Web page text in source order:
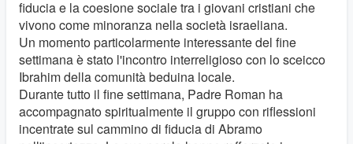
fiducia e la coesione sociale tra i giovani cristiani che
vivono come minoranza nella società israeliana.
Un momento particolarmente interessante del fine
settimana è stato l'incontro interreligioso con lo sceicco
Ibrahim della comunità beduina locale.
Durante tutto il fine settimana, Padre Roman ha
accompagnato spiritualmente il gruppo con riflessioni
incentrate sul cammino di fiducia di Abramo